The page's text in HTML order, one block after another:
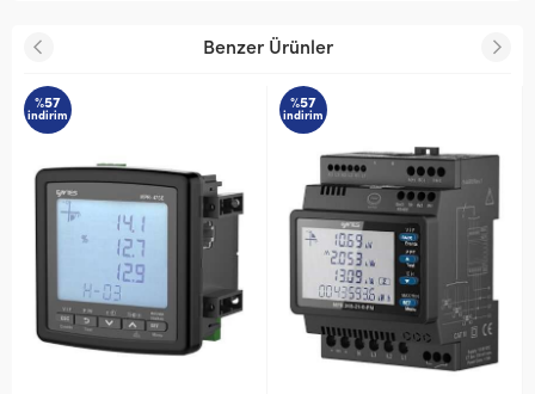
Benzer Ürünler